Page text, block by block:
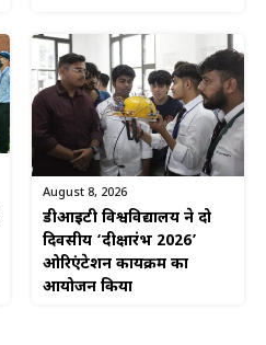
August 8, 2026
डीआईटी विश्वविद्यालय ने दो
दिवसीय ‘दीक्षारंभ 2026’
ओरिएंटेशन कार्यक्रम का
आयोजन किया